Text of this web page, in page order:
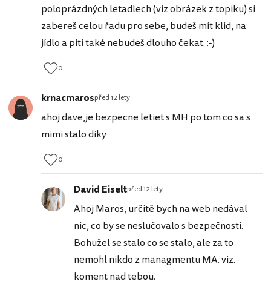
poloprázdných letadlech (viz obrázek z topiku) si
zabereš celou řadu pro sebe, budeš mít klid, na
jídlo a pití také nebudeš dlouho čekat. :-)
0
krnacmarospřed 12 lety
ahoj dave,je bezpecne letiet s MH po tom co sa s
mimi stalo diky
0
David Eiseltpřed 12 lety
Ahoj Maros, určitě bych na web nedával
nic, co by se neslučovalo s bezpečností.
Bohužel se stalo co se stalo, ale za to
nemohl nikdo z managmentu MA. viz.
koment nad tebou.